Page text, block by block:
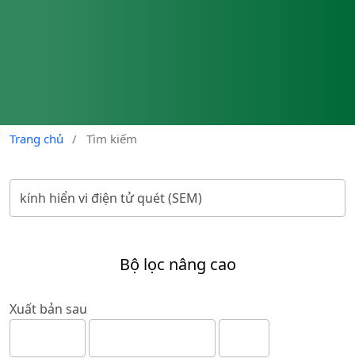
Trang chủ / Tìm kiếm
Bộ lọc nâng cao
Xuất bản sau